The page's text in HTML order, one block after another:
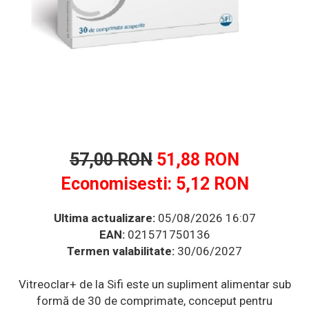
Par si unghii
Slabire si control greutate
Somn stres si anxietate
Supliment Calciu
Supliment Complexe
Supliment Magneziu
Supliment Vitamina B
Supliment Vitamina C
Balsam masca si tratament
Produse cu SPF Pentru Fata
57,00 RON 51,88 RON
Economisesti: 5,12 RON
Ultima actualizare:05/08/2026 16:07
EAN:021571750136
Termen valabilitate: 30/06/2027
Vitreoclar+ de la Sifi este un supliment alimentar sub
formă de 30 de comprimate, conceput pentru